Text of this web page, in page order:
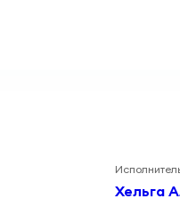
Хельга